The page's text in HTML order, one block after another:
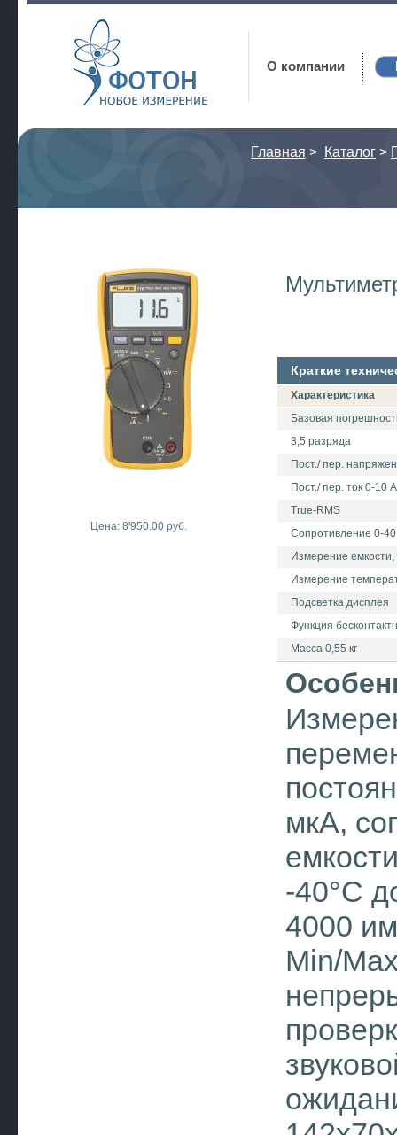
Фотон
О компании
Главная > Каталог >
Цена: 8'950.00 руб.
Краткие
Характеристика
Базовая
3,5 разряда
Пост./ пер.
Пост./ пер. ток 0-10
True-RMS
Сопротивление 0-
Измерение
Измерение
Подсветка дисплея
Функция
Масса 0,55 кг
мкА,
-40°C
4000
Min/